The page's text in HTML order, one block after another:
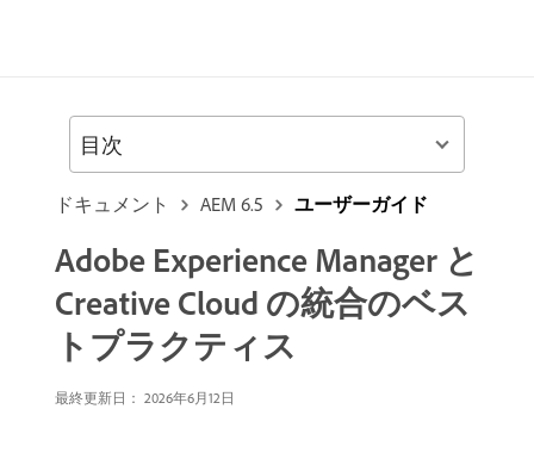
ドキュメント AEM 6.5 ユーザーガイド
Adobe Experience Manager と
Creative Cloud の統合のベス
トプラクティス
最終更新日： 2026年6月12日
目次